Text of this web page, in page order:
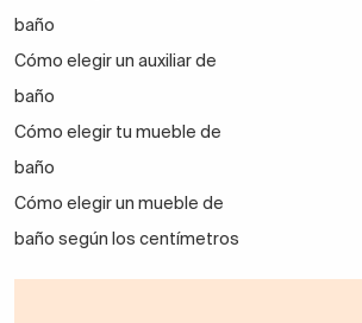
baño
Cómo elegir un auxiliar de
baño
Cómo elegir tu mueble de
baño
Cómo elegir un mueble de
baño según los centímetros